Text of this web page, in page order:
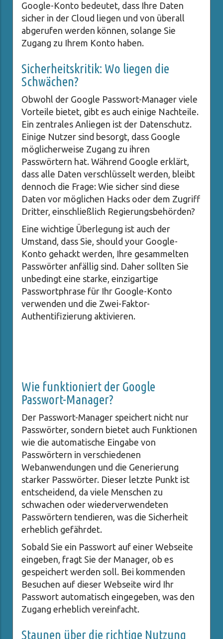
Google-Konto bedeutet, dass Ihre Daten
sicher in der Cloud liegen und von überall
abgerufen werden können, solange Sie
Zugang zu Ihrem Konto haben.
Sicherheitskritik: Wo liegen die
Schwächen?
Obwohl der Google Passwort-Manager viele
Vorteile bietet, gibt es auch einige Nachteile.
Ein zentrales Anliegen ist der Datenschutz.
Einige Nutzer sind besorgt, dass Google
möglicherweise Zugang zu ihren
Passwörtern hat. Während Google erklärt,
dass alle Daten verschlüsselt werden, bleibt
dennoch die Frage: Wie sicher sind diese
Daten vor möglichen Hacks oder dem Zugriff
Dritter, einschließlich Regierungsbehörden?
Eine wichtige Überlegung ist auch der
Umstand, dass Sie, should your Google-
Konto gehackt werden, Ihre gesammelten
Passwörter anfällig sind. Daher sollten Sie
unbedingt eine starke, einzigartige
Passwortphrase für Ihr Google-Konto
verwenden und die Zwei-Faktor-
Authentifizierung aktivieren.
Wie funktioniert der Google
Passwort-Manager?
Der Passwort-Manager speichert nicht nur
Passwörter, sondern bietet auch Funktionen
wie die automatische Eingabe von
Passwörtern in verschiedenen
Webanwendungen und die Generierung
starker Passwörter. Dieser letzte Punkt ist
entscheidend, da viele Menschen zu
schwachen oder wiederverwendeten
Passwörtern tendieren, was die Sicherheit
erheblich gefährdet.
Sobald Sie ein Passwort auf einer Webseite
eingeben, fragt Sie der Manager, ob es
gespeichert werden soll. Bei kommenden
Besuchen auf dieser Webseite wird Ihr
Passwort automatisch eingegeben, was den
Zugang erheblich vereinfacht.
Staunen über die richtige Nutzung